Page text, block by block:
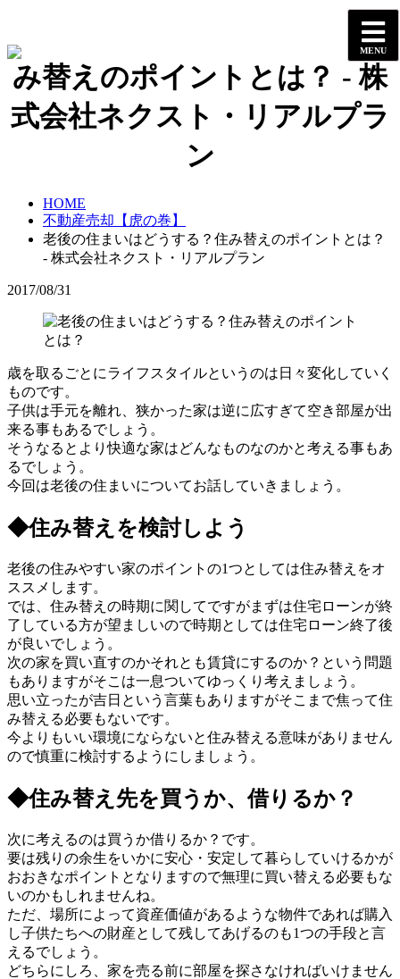
老後の住まいはどうする？住
み替えのポイントとは？ - 株
式会社ネクスト・リアルプラ
ン
HOME
不動産売却【虎の巻】
老後の住まいはどうする？住み替えのポイントとは？
- 株式会社ネクスト・リアルプラン
2017/08/31
歳を取るごとにライフスタイルというのは日々変化していく
ものです。
子供は手元を離れ、狭かった家は逆に広すぎて空き部屋が出
来る事もあるでしょう。
そうなるとより快適な家はどんなものなのかと考える事もあ
るでしょう。
今回は老後の住まいについてお話していきましょう。
◆住み替えを検討しよう
老後の住みやすい家のポイントの1つとしては住み替えをオ
ススメします。
では、住み替えの時期に関してですがまずは住宅ローンが終
了している方が望ましいので時期としては住宅ローン終了後
が良いでしょう。
次の家を買い直すのかそれとも賃貸にするのか？という問題
もありますがそこは一息ついてゆっくり考えましょう。
思い立ったが吉日という言葉もありますがそこまで焦って住
み替える必要もないです。
今よりもいい環境にならないと住み替える意味がありません
ので慎重に検討するようにしましょう。
◆住み替え先を買うか、借りるか？
次に考えるのは買うか借りるか？です。
要は残りの余生をいかに安心・安定して暮らしていけるかが
おおきなポイントとなりますので無理に買い替える必要もな
いのかもしれませんね。
ただ、場所によって資産価値があるような物件であれば購入
し子供たちへの財産として残してあげるのも1つの手段と言
えるでしょう。
どちらにしろ、家を売る前に部屋を探さなければいけません